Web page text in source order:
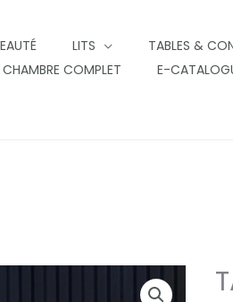
LITS TABLES &
CHAMBRE COMPLET E-